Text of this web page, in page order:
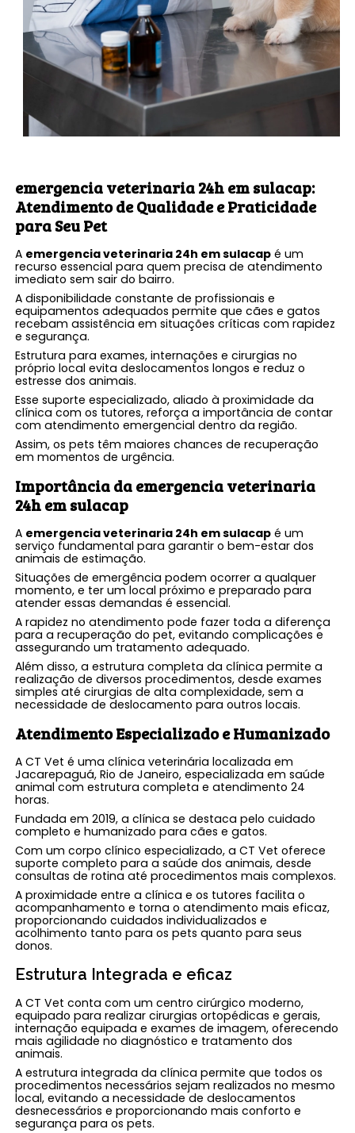
emergencia veterinaria 24h em sulacap:
Atendimento de Qualidade e Praticidade
para Seu Pet
A emergencia veterinaria 24h em sulacap é um
recurso essencial para quem precisa de atendimento
imediato sem sair do bairro.
A disponibilidade constante de profissionais e
equipamentos adequados permite que cães e gatos
recebam assistência em situações críticas com rapidez
e segurança.
Estrutura para exames, internações e cirurgias no
próprio local evita deslocamentos longos e reduz o
estresse dos animais.
Esse suporte especializado, aliado à proximidade da
clínica com os tutores, reforça a importância de contar
com atendimento emergencial dentro da região.
Assim, os pets têm maiores chances de recuperação
em momentos de urgência.
Importância daemergencia veterinaria
24h em sulacap
A emergencia veterinaria 24h em sulacap é um
serviço fundamental para garantir o bem-estar dos
animais de estimação.
Situações de emergência podem ocorrer a qualquer
momento, e ter um local próximo e preparado para
atender essas demandas é essencial.
A rapidez no atendimento pode fazer toda a diferença
para a recuperação do pet, evitando complicações e
assegurando um tratamento adequado.
Além disso, a estrutura completa da clínica permite a
realização de diversos procedimentos, desde exames
simples até cirurgias de alta complexidade, sem a
necessidade de deslocamento para outros locais.
Atendimento Especializado e Humanizado
A CT Vet é uma clínica veterinária localizada em
Jacarepaguá, Rio de Janeiro, especializada em saúde
animal com estrutura completa e atendimento 24
horas.
Fundada em 2019, a clínica se destaca pelo cuidado
completo e humanizado para cães e gatos.
Com um corpo clínico especializado, a CT Vet oferece
suporte completo para a saúde dos animais, desde
consultas de rotina até procedimentos mais complexos.
A proximidade entre a clínica e os tutores facilita o
acompanhamento e torna o atendimento mais eficaz,
proporcionando cuidados individualizados e
acolhimento tanto para os pets quanto para seus
donos.
Estrutura Integrada e eficaz
A CT Vet conta com um centro cirúrgico moderno,
equipado para realizar cirurgias ortopédicas e gerais,
internação equipada e exames de imagem, oferecendo
mais agilidade no diagnóstico e tratamento dos
animais.
A estrutura integrada da clínica permite que todos os
procedimentos necessários sejam realizados no mesmo
local, evitando a necessidade de deslocamentos
desnecessários e proporcionando mais conforto e
segurança para os pets.